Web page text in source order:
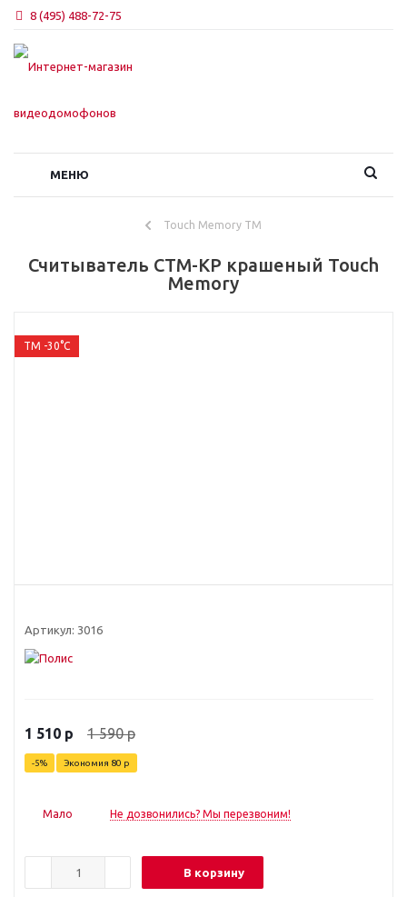
8 (495) 488-72-75
МЕНЮ
Touch Memory TM
Считыватель CTM-KP крашеный Touch
Memory
TM -30°С
Артикул: 3016
1 510 р 1 590р
-5% Экономия 80 р
Мало Не дозвонились? Мы перезвоним!
В корзину